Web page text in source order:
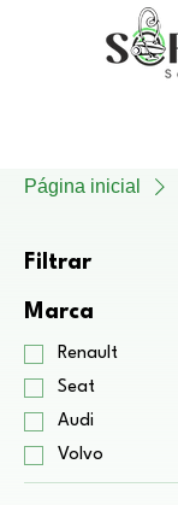
Página inicial
Filtrar
Marca
Renault
Seat
Audi
Volvo